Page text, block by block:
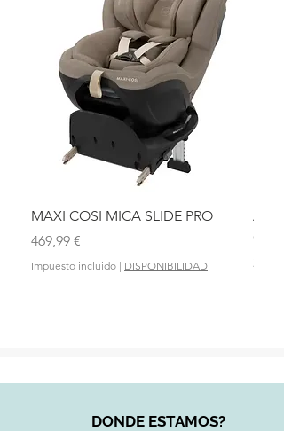
MAXI COSI MICA SLIDE PRO
Precio
469,99 €
Impuesto incluido | DISPONIBILIDAD
DONDE ESTAMOS?